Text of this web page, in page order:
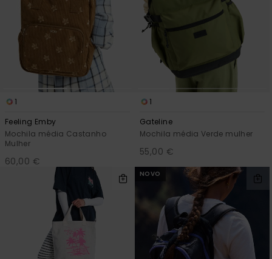
1
Feeling Emby
Mochila média Castanho
Mulher
60,00 €
1
Gateline
Mochila média Verde mulher
55,00 €
NOVO